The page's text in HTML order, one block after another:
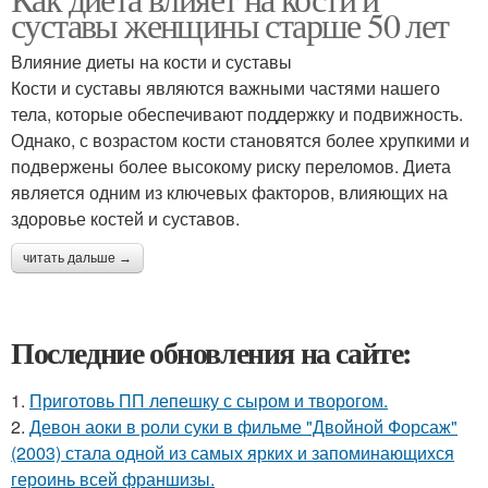
суставы женщины старше 50 лет
Влияние диеты на кости и суставы
Кости и суставы являются важными частями нашего
тела, которые обеспечивают поддержку и подвижность.
Однако, с возрастом кости становятся более хрупкими и
подвержены более высокому риску переломов. Диета
является одним из ключевых факторов, влияющих на
здоровье костей и суставов.
читать дальше →
Последние обновления на сайте:
1. Приготовь ПП лепешку с сыром и творогом.
2. Девон аоки в роли суки в фильме "Двойной Форсаж"
(2003) стала одной из самых ярких и запоминающихся
героинь всей франшизы.